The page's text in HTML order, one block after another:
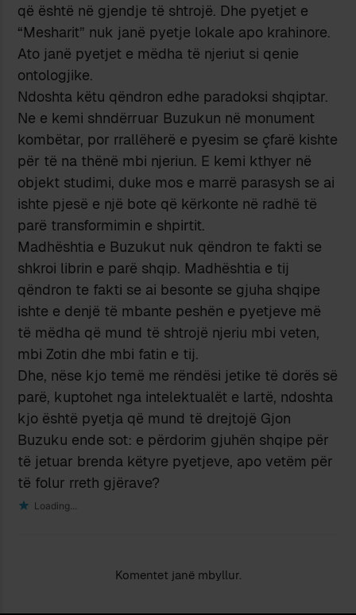
që është në gjendje të shtrojë. Dhe pyetjet e
“Mesharit” nuk janë pyetje lokale apo krahinore.
Ato janë pyetjet e mëdha të njeriut si qenie
ontologjike.
Ndoshta këtu qëndron edhe paradoksi shqiptar.
Ne e kemi shndërruar Buzukun në monument
kombëtar, por rrallëherë e pyesim se çfarë kishte
për të na thënë mbi njeriun. E kemi kthyer në
objekt studimi, duke mos e marrë parasysh se ai
ishte pjesë e një bote që kërkonte në radhë të
parë transformimin e shpirtit.
Madhështia e Buzukut nuk qëndron te fakti se
shkroi librin e parë shqip. Madhështia e tij
qëndron te fakti se ai besonte se gjuha shqipe
ishte e denjë të mbante peshën e pyetjeve më
të mëdha që mund të shtrojë njeriu mbi veten,
mbi Zotin dhe mbi fatin e tij.
Dhe, nëse kjo temë me rëndësi jetike të dorës së
parë, kuptohet nga intelektualët e lartë, ndoshta
kjo është pyetja që mund të drejtojë Gjon
Buzuku ende sot: e përdorim gjuhën shqipe për
të jetuar brenda këtyre pyetjeve, apo vetëm për
të folur rreth gjërave?
Loading...
Komentet janë mbyllur.